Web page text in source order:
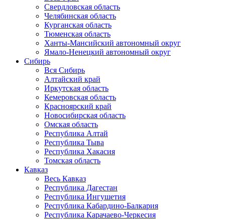
Свердловская область
Челябинская область
Курганская область
Тюменская область
Ханты-Мансийский автономный округ
Ямало-Ненецкий автономный округ
Сибирь
Вся Сибирь
Алтайский край
Иркутская область
Кемеровская область
Красноярский край
Новосибирская область
Омская область
Республика Алтай
Республика Тыва
Республика Хакасия
Томская область
Кавказ
Весь Кавказ
Республика Дагестан
Республика Ингушетия
Республика Кабардино-Балкария
Республика Карачаево-Черкесия